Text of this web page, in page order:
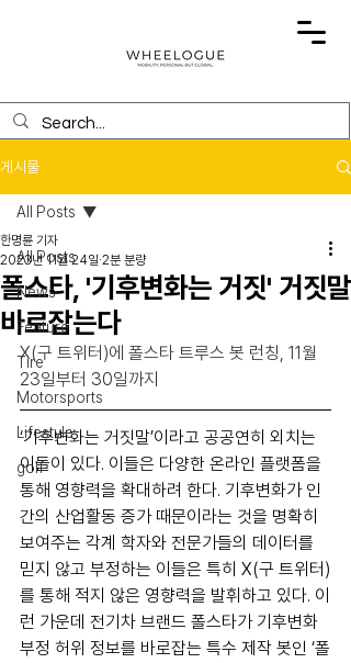
게시물
All Posts
News
Feature
Tire
Motorsports
Lifestyle
golf
All Posts
폴스타, '기후변화는 거짓' 거짓말
바로잡는다
한명륜 기자
2023년 11월 24일 2분 분량
X(구 트위터)에 폴스타 트루스 봇 런칭, 11월
23일부터 30일까지
‘기후변화는 거짓말’이라고 공공연히 외치는
이들이 있다. 이들은 다양한 온라인 플랫폼을
통해 영향력을 확대하려 한다. 기후변화가 인
간의 산업활동 증가 때문이라는 것을 명확히
보여주는 각계 학자와 전문가들의 데이터를
믿지 않고 부정하는 이들은 특히 X(구 트위터)
를 통해 적지 않은 영향력을 발휘하고 있다. 이
런 가운데 전기차 브랜드 폴스타가 기후변화
부정 허위 정보를 바로잡는 특수 제작 봇인 ‘폴